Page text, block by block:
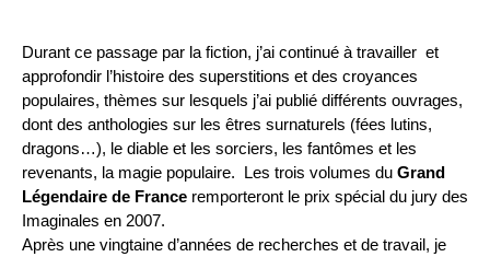
Durant ce passage par la fiction, j’ai continué à travailler et
approfondir l’histoire des superstitions et des croyances
populaires, thèmes sur lesquels j’ai publié différents ouvrages,
dont des anthologies sur les êtres surnaturels (fées lutins,
dragons…), le diable et les sorciers, les fantômes et les
revenants, la magie populaire. Les trois volumes du Grand
Légendaire de France remporteront le prix spécial du jury des
Imaginales en 2007.
Après une vingtaine d’années de recherches et de travail, je